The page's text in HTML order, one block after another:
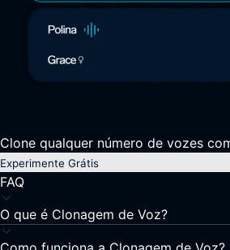
Clone qualquer número de vozes
Experimente Grátis
FAQ
O que é Clonagem de Voz?